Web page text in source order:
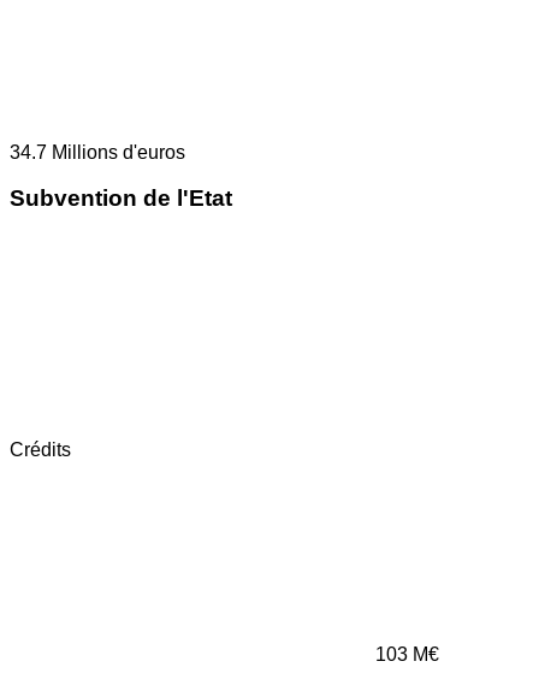
34.7 Millions d'euros
Subvention de l'Etat
Crédits
103 M€